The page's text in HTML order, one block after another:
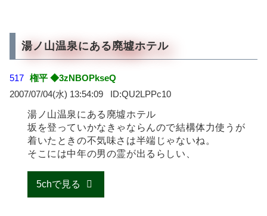
湯ノ山温泉にある廃墟ホテル
517 権平 ◆3zNBOPkseQ
2007/07/04(水) 13:54:09
QU2LPPc10
湯ノ山温泉にある廃墟ホテル
坂を登っていかなきゃならんので結構体力使うが
着いたときの不気味さは半端じゃないね。
そこには中年の男の霊が出るらしい、
5chで見る